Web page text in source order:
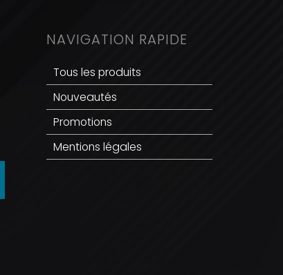
NAVIGATION RAPIDE
Tous les produits
Nouveautés
Promotions
Mentions légales